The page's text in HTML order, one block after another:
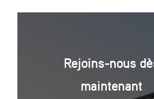
Rejoins-nous
maintenant